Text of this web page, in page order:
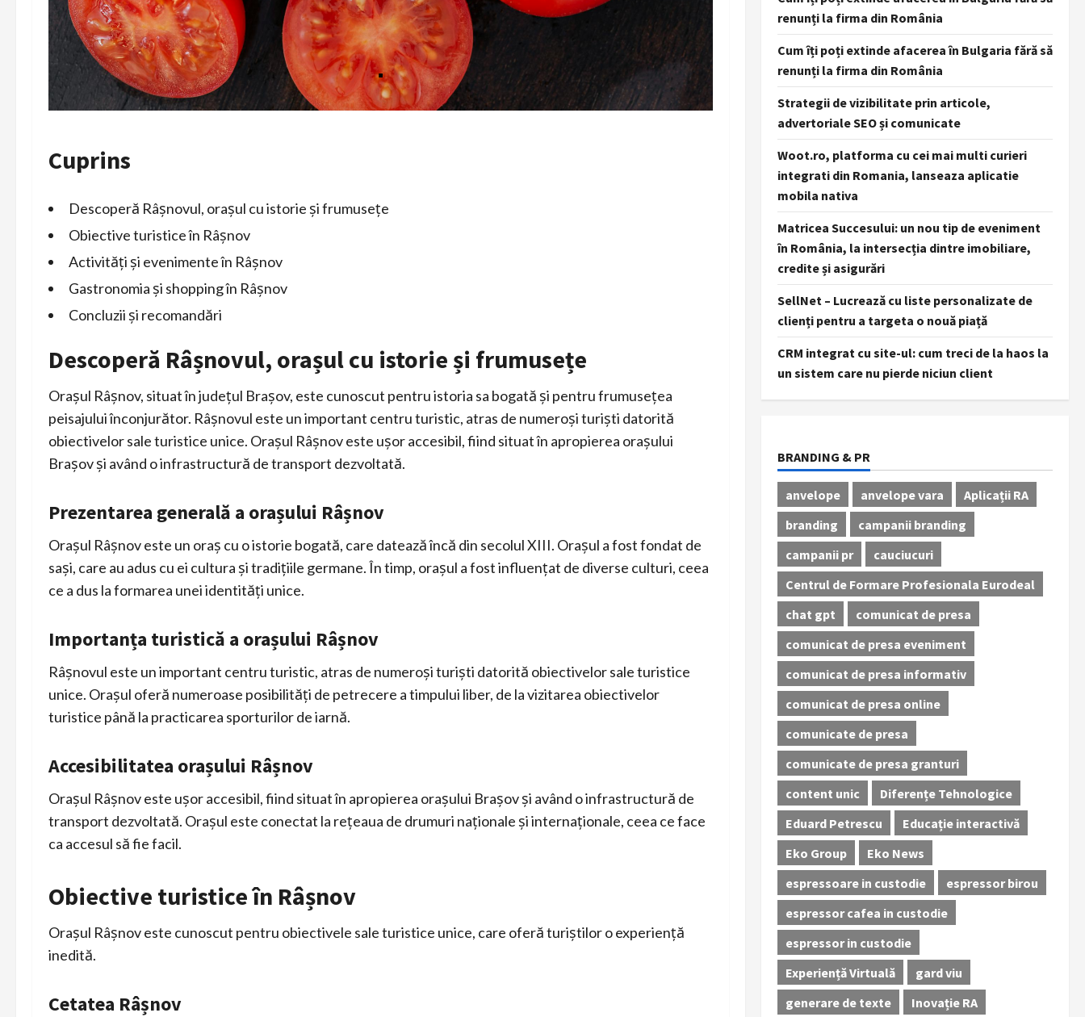
Cuprins
Descoperă Râșnovul, orașul cu istorie și frumusețe
Obiective turistice în Râșnov
Activități și evenimente în Râșnov
Gastronomia și shopping în Râșnov
Concluzii și recomandări
Descoperă Râșnovul, orașul cu istorie și frumusețe
Orașul Râșnov, situat în județul Brașov, este cunoscut pentru istoria sa bogată și pentru frumusețea
peisajului înconjurător. Râșnovul este un important centru turistic, atras de numeroși turiști datorită
obiectivelor sale turistice unice. Orașul Râșnov este ușor accesibil, fiind situat în apropierea orașului
Brașov și având o infrastructură de transport dezvoltată.
Prezentarea generală a orașului Râșnov
Orașul Râșnov este un oraș cu o istorie bogată, care datează încă din secolul XIII. Orașul a fost fondat de
sași, care au adus cu ei cultura și tradițiile germane. În timp, orașul a fost influențat de diverse culturi, ceea
ce a dus la formarea unei identități unice.
Importanța turistică a orașului Râșnov
Râșnovul este un important centru turistic, atras de numeroși turiști datorită obiectivelor sale turistice
unice. Orașul oferă numeroase posibilități de petrecere a timpului liber, de la vizitarea obiectivelor
turistice până la practicarea sporturilor de iarnă.
Accesibilitatea orașului Râșnov
Orașul Râșnov este ușor accesibil, fiind situat în apropierea orașului Brașov și având o infrastructură de
transport dezvoltată. Orașul este conectat la rețeaua de drumuri naționale și internaționale, ceea ce face
ca accesul să fie facil.
Obiective turistice în Râșnov
Orașul Râșnov este cunoscut pentru obiectivele sale turistice unice, care oferă turiștilor o experiență
inedită.
Cetatea Râșnov
renunți la firma din România
Cum îți poți extinde afacerea în Bulgaria fără să
renunți la firma din România
Strategii de vizibilitate prin articole,
advertoriale SEO și comunicate
Woot.ro, platforma cu cei mai multi curieri
integrati din Romania, lanseaza aplicatie
mobila nativa
Matricea Succesului: un nou tip de eveniment
în România, la intersecția dintre imobiliare,
credite și asigurări
SellNet – Lucrează cu liste personalizate de
clienți pentru a targeta o nouă piață
CRM integrat cu site-ul: cum treci de la haos la
un sistem care nu pierde niciun client
BRANDING & PR
anvelope anvelope vara
Aplicații RA
branding
campanii branding
campanii pr
cauciucuri
Centrul de Formare Profesionala Eurodeal
chat gpt
comunicat de presa
comunicat de presa eveniment
comunicat de presa informativ
comunicat de presa online
comunicate de presa
comunicate de presa granturi
content unic
Diferențe Tehnologice
Eduard Petrescu
Educație interactivă
Eko Group
Eko News
espressoare in custodie
espressor birou
espressor cafea in custodie
espressor in custodie
Experiență Virtuală
gard viu
generare de texte
Inovație RA